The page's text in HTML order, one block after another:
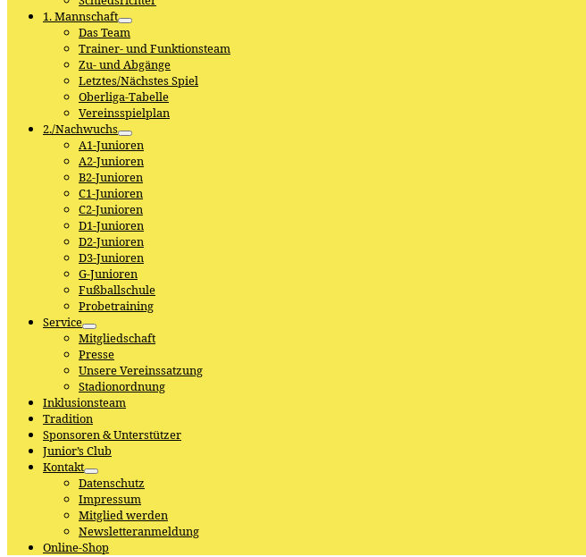
1. Mannschaft
Das Team
Trainer- und Funktionsteam
Zu- und Abgänge
Letztes/Nächstes Spiel
Oberliga-Tabelle
Vereinsspielplan
2./Nachwuchs
A1-Junioren
A2-Junioren
B2-Junioren
C1-Junioren
C2-Junioren
D1-Junioren
D2-Junioren
D3-Junioren
G-Junioren
Fußballschule
Probetraining
Service
Mitgliedschaft
Presse
Unsere Vereinssatzung
Stadionordnung
Inklusionsteam
Tradition
Sponsoren & Unterstützer
Junior’s Club
Kontakt
Datenschutz
Impressum
Mitglied werden
Newsletteranmeldung
Online-Shop